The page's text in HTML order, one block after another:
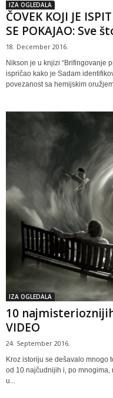
IZA OGLEDALA
ČOVEK KOJI JE
SE POKAJAO: Sve
18. December 2016.
Nikson je u knjizi “Brifingovanje
ispričao kako je Sadam
povezanost sa hemijskim
IZA OGLEDALA
10
VIDEO
24. September 2016.
Kroz istoriju se dešavalo mnogo
od 10 najčudnijih i, po
u...